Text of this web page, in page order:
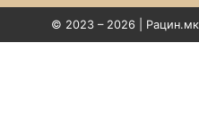
© 2023 – 2026 |